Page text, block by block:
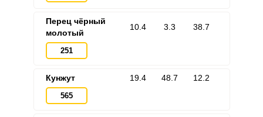
Перец чёрный
молотый
251
10.4 3.3 38.7
Кунжут
565
19.4 48.7 12.2